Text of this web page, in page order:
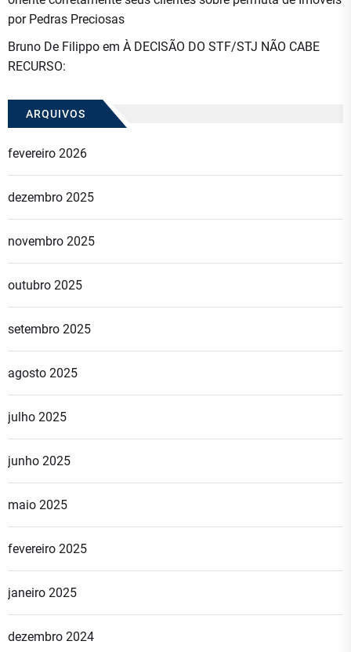
por Pedras Preciosas
Bruno De Filippo em À DECISÃO DO STF/STJ NÃO CABE
RECURSO:
ARQUIVOS
fevereiro 2026
dezembro 2025
novembro 2025
outubro 2025
setembro 2025
agosto 2025
julho 2025
junho 2025
maio 2025
fevereiro 2025
janeiro 2025
dezembro 2024